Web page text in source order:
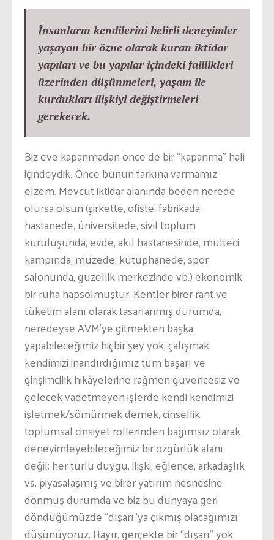
İnsanların kendilerini belirli deneyimler
yaşayan bir özne olarak kuran iktidar
yapıları ve bu yapılar içindeki faillikleri
üzerinden düşünmeleri, yaşam ile
kurdukları ilişkiyi değiştirmeleri
gerekecek.
Biz eve kapanmadan önce de bir “kapanma” hali
içindeydik. Önce bunun farkına varmamız
elzem. Mevcut iktidar alanında beden nerede
olursa olsun (şirkette, ofiste, fabrikada,
hastanede, üniversitede, sivil toplum
kuruluşunda, evde, akıl hastanesinde, mülteci
kampında, müzede, kütüphanede, spor
salonunda, güzellik merkezinde vb.) ekonomik
bir ruha hapsolmuştur. Kentler birer rant ve
tüketim alanı olarak tasarlanmış durumda,
neredeyse AVM’ye gitmekten başka
yapabileceğimiz hiçbir şey yok, çalışmak
kendimizi inandırdığımız tüm başarı ve
girişimcilik hikâyelerine rağmen güvencesiz ve
gelecek vadetmeyen işlerde kendi kendimizi
işletmek/sömürmek demek, cinsellik
toplumsal cinsiyet rollerinden bağımsız olarak
deneyimleyebileceğimiz bir özgürlük alanı
değil; her türlü duygu, ilişki, eğlence, arkadaşlık
vs. piyasalaşmış ve birer yatırım nesnesine
dönmüş durumda ve biz bu dünyaya geri
döndüğümüzde “dışarı”ya çıkmış olacağımızı
düşünüyoruz. Hayır, gerçekte bir “dışarı” yok.